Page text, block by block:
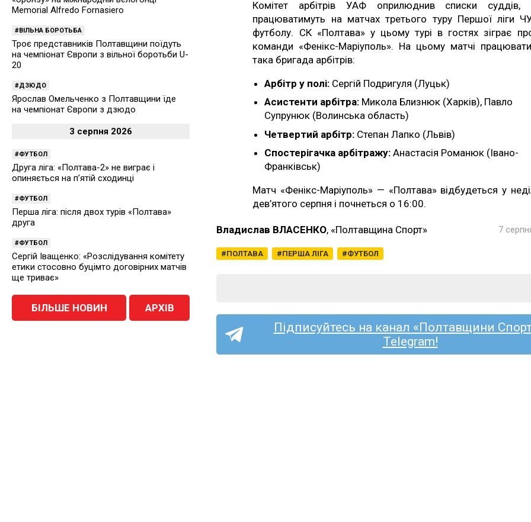
Комітет арбітрів УАФ оприлюднив списки суддів,
працюватимуть на матчах третього туру Першої ліги
футболу. СК «Полтава» у цьому турі в гостях зіграє
команди «Фенікс-Маріуполь». На цьому матчі
така бригада арбітрів:
Арбітр у полі: Сергій Подригуля (Луцьк)
Асистенти арбітра: Микола Близнюк (Харків), Павло
Супрунюк (Волинська область)
Четвертий арбітр: Степан Лапко (Львів)
Спостерігачка арбітражу:Анастасія Романюк (Івано-
Франківськ)
Матч «Фенікс-Маріуполь» — «Полтава» відбудеться у
дев’ятого серпня і почнеться о 16:00.
Владислав ВЛАСЕНКО, «Полтавщина Спорт»
ПОЛТАВА ПЕРША ЛІГА ФУТБОЛ
7
Підписуйтесь на канал «Полтавщини
Telegram!
Memorial Alfredo Fornasiero
ВІЛЬНА БОРОТЬБА
Троє представників Полтавщини поїдуть
на чемпіонат Європи з вільної боротьби U-
20
ДЗЮДО
Ярослав Омельченко з Полтавщини їде
на чемпіонат Європи з дзюдо
3 серпня 2026
ФУТБОЛ
Друга ліга: «Полтава-2» не виграє і
опиняється на п’ятій сходинці
ФУТБОЛ
Перша ліга: після двох турів «Полтава»
друга
ФУТБОЛ
Сергій Іващенко: «Розслідування комітету
етики стосовно буцімто договірних матчів
ще триває»
БІЛЬШЕ НОВИН АРХІВ